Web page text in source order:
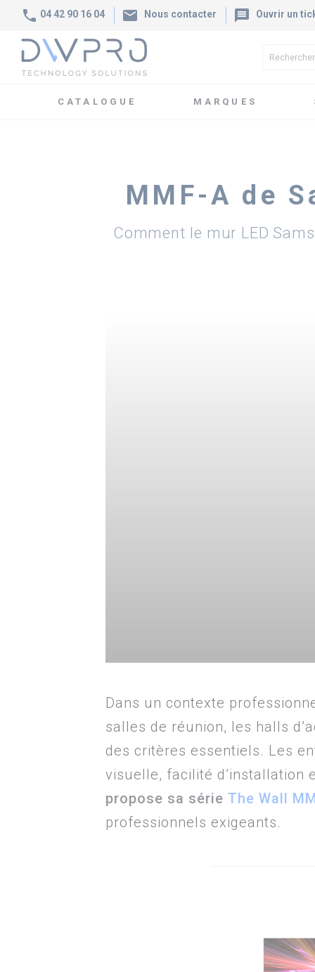
phone 04 42 90 16 04 mail Nous contacter message Ouvrir un
CATALOGUE MARQUES
MMF-A de
Comment le mur LED
Dans un contexte
salles de réunion, les halls
des critères essentiels. Les
visuelle, facilité d’installation
propose sa série The Wall
professionnels exigeants.